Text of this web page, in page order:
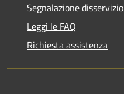
Segnalazione disservizio
Leggi le FAQ
Richiesta assistenza